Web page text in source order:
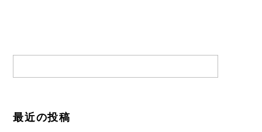
最近の投稿